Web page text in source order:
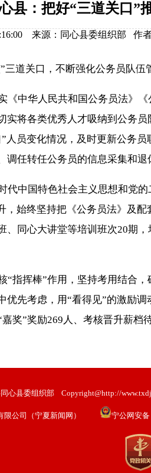
县：把好“三道关口”
来源：同心县委组织部 作
道关口，不断强化公务员队伍
《中华人民共和国公务员法》
将各类优秀人才吸纳到公务
员变化情况，及时更新公务
任转任公务员的信息采集和
代中国特色社会主义思想和党
，始终坚持把《公务员法》及
同心大讲堂等培训班次20期
“指挥棒”作用，坚持考用结合
先考虑，用“看得见”的激励
奖”奖励269人、考核晋升薪
心县委组织部 Copyright@http://
限公司（宁夏新闻网） 宁公网安备